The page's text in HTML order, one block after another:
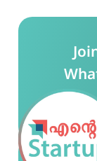
Group